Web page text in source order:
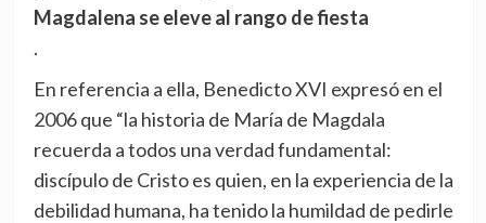
Magdalena se eleve al rango de fiesta
.
En referencia a ella, Benedicto XVI expresó en el
2006 que “la historia de María de Magdala
recuerda a todos una verdad fundamental:
discípulo de Cristo es quien, en la experiencia de la
debilidad humana, ha tenido la humildad de pedirle